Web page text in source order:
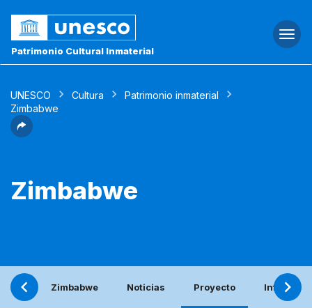
Patrimonio Cultural Inmaterial
UNESCO Cultura
Patrimonio inmaterial
Zimbabwe
Zimbabwe
Zimbabwe Noticias Proyecto Informe